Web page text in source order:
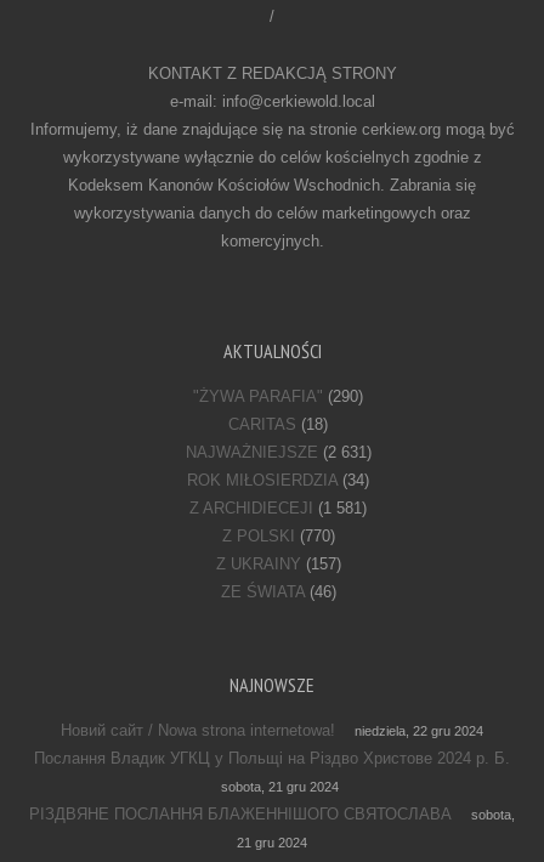
/
KONTAKT Z REDAKCJĄ STRONY
e-mail: info@cerkiewold.local
Informujemy, iż dane znajdujące się na stronie cerkiew.org mogą być
wykorzystywane wyłącznie do celów kościelnych zgodnie z
Kodeksem Kanonów Kościołów Wschodnich. Zabrania się
wykorzystywania danych do celów marketingowych oraz
komercyjnych.
AKTUALNOŚCI
"ŻYWA PARAFIA" (290)
CARITAS (18)
NAJWAŻNIEJSZE (2 631)
ROK MIŁOSIERDZIA (34)
Z ARCHIDIECEJI
(1 581)
Z POLSKI
(770)
Z UKRAINY (157)
ZE ŚWIATA(46)
NAJNOWSZE
Новий сайт / Nowa strona internetowa! niedziela, 22 gru 2024
Послання Владик УГКЦ у Польщі на Різдво Христове 2024 р. Б.
sobota, 21 gru 2024
РІЗДВЯНЕ ПОСЛАННЯ БЛАЖЕННІШОГО СВЯТОСЛАВА
sobota,
21 gru 2024